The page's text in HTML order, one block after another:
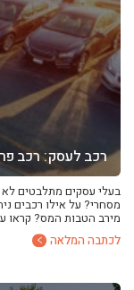
רכב לעסק: רכב
בעלי עסקים מתלבטים
מסחרי? על אילו רכבים
מירב הטבות המס? קראו
לכתבה המלאה